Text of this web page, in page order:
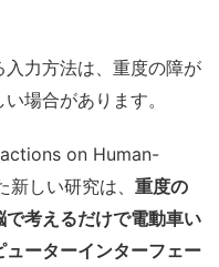
力方法は、重度の障が
場合があります。
on Human-
しい研究は、 重度の
考えるだけで電動車い
ーターインターフェー